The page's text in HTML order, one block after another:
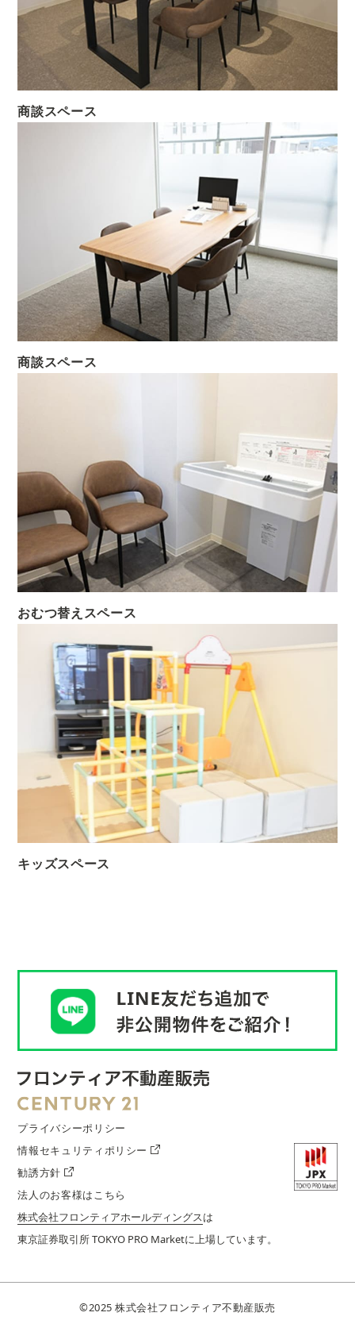
商談スペース
商談スペース
おむつ替えスペース
キッズスペース
プライバシーポリシー
情報セキュリティポリシー
勧誘方針
法人のお客様はこちら
株式会社フロンティアホールディングスは
東京証券取引所 TOKYO PRO Marketに上場しています。
©︎2025 株式会社フロンティア不動産販売